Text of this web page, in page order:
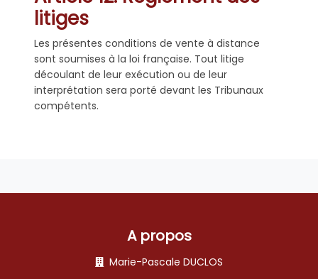
litiges
Les présentes conditions de vente à distance
sont soumises à la loi française. Tout litige
découlant de leur exécution ou de leur
interprétation sera porté devant les Tribunaux
compétents.
A propos
Marie-Pascale DUCLOS